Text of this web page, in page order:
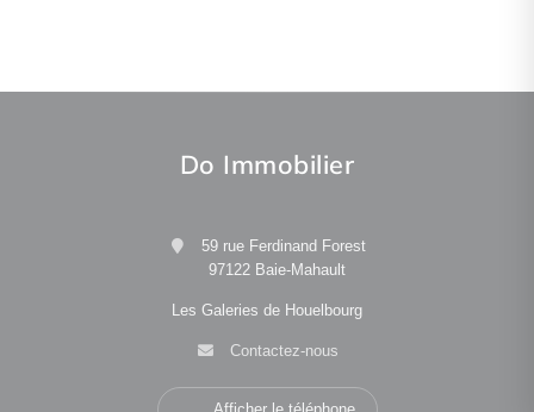
Do Immobilier
59 rue Ferdinand Forest
97122 Baie-Mahault
Les Galeries de Houelbourg
Contactez-nous